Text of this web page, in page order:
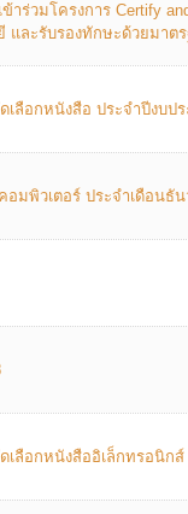
ร่วมโครงการ Certify
และรับรองทักษะด้วยมาต
ลือกหนังสือ ประจำปีงบป
มพิวเตอร์ ประจำเดือนธัน
อกหนังสืออิเล็กทรอนิกส์